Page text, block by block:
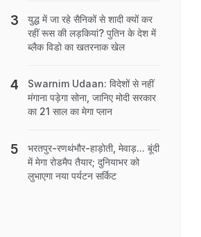
युद्ध में जा रहे सैनिकों से शादी क्यों कर
रहीं रूस की लड़कियां? पुतिन के देश में
ब्लैक विडो का खतरनाक खेल
Swarnim Udaan: विदेशों से नहीं
मंगाना पड़ेगा सोना, जानिए मोदी सरकार
का 21 साल का मेगा प्लान
भरतपुर-रणथंभौर-हाड़ोती, मेवाड़... बूंदी
में मेगा रोडमैप तैयार; दुनियाभर को
लुभाएगा नया पर्यटन सर्किट